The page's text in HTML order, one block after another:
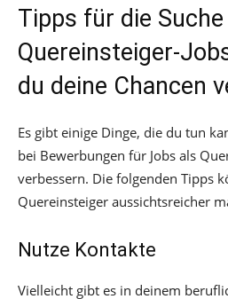
Tipps für die
Quereinsteiger-
du deine Chancen
Es gibt einige Dinge, die du tun
bei Bewerbungen für Jobs als
verbessern. Die folgenden Tipps
Quereinsteiger aussichtsreicher
Nutze Kontakte
Vielleicht gibt es in deinem